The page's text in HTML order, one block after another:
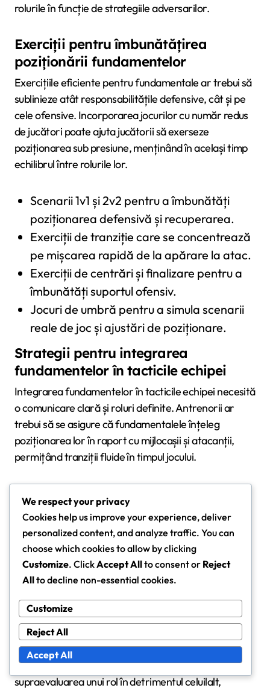
rolurile în funcție de strategiile adversarilor.
Exerciții pentru îmbunătățirea
poziționării fundamentelor
Exercițiile eficiente pentru fundamentale ar trebui să
sublinieze atât responsabilitățile defensive, cât și pe
cele ofensive. Incorporarea jocurilor cu număr redus
de jucători poate ajuta jucătorii să exerseze
poziționarea sub presiune, menținând în același timp
echilibrul între rolurile lor.
Scenarii 1v1 și 2v2 pentru a îmbunătăți
poziționarea defensivă și recuperarea.
Exerciții de tranziție care se concentrează
pe mișcarea rapidă de la apărare la atac.
Exerciții de centrări și finalizare pentru a
îmbunătăți suportul ofensiv.
Jocuri de umbră pentru a simula scenarii
reale de joc și ajustări de poziționare.
Strategii pentru integrarea
fundamentelor în tacticile echipei
Integrarea fundamentelor în tacticile echipei necesită
o comunicare clară și roluri definite. Antrenorii ar
trebui să se asigure că fundamentalele înțeleg
poziționarea lor în raport cu mijlocașii și atacanții,
permițând tranziții fluide în timpul jocului.
fi 3-5-2 sau 5-3-2, poate îmbunătăți eficiența
fundamentelor. Acest lucru le permite să exploateze
spațiul și să ofere suport atât în fazele defensive, cât
și în cele ofensive.
fundamentelor
O capcană comună în antrenamentul fundamentelor
este neglijarea echilibrului între îndatoririle defensive
și suportul ofensiv. Antrenorii ar trebui să evite
supraevaluarea unui rol în detrimentul celuilalt,
We respect your privacy
Cookies help us improve your experience, deliver
personalized content, and analyze traffic. You can
choose which cookies to allow by clicking
Customize. ClickAccept Allto consent or Reject
Allto decline non-essential cookies.
Customize
Reject All
Accept All